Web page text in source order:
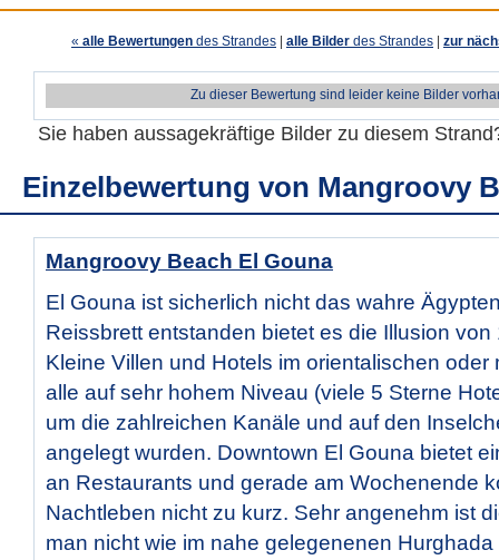
« alle Bewertungen des Strandes alle Bilder des Strandes zur
Zu dieser Bewertung sind leider keine Bilder
Sie haben aussagekräftige Bilder zu diesem
Einzelbewertung von Mangroovy
Mangroovy Beach El Gouna
El Gouna ist sicherlich nicht das wahre
Reissbrett entstanden bietet es die Illusion von
Kleine Villen und Hotels im orientalischen oder
alle auf sehr hohem Niveau (viele 5 Sterne
um die zahlreichen Kanäle und auf den
angelegt wurden. Downtown El Gouna bietet
an Restaurants und gerade am Wochenende
Nachtleben nicht zu kurz. Sehr angenehm ist
man nicht wie im nahe gelegenenen